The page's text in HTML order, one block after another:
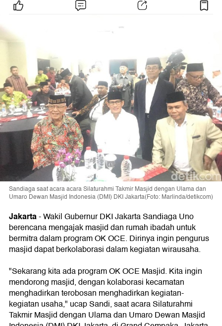
Sandiaga saat acara acara Silaturahmi Takmir Masjid dengan Ulama dan
Umaro Dewan Masjid Indonesia (DMI) DKI Jakarta(Foto: Marlinda/detikcom)
Jakarta-Wakil Gubernur DKI Jakarta Sandiaga Uno
berencana mengajak masjid dan rumah ibadah untuk
bermitra dalam program OK OCE. Dirinya ingin pengurus
masjid dapat berkolaborasi dalam kegiatan wirausaha.
"Sekarang kita ada program OK OCE Masjid. Kita ingin
mendorong masjid, dengan kolaborasi kecamatan
menghadirkan terobosan menghadirkan kegiatan-
kegiatan usaha," ucap Sandi, saat acara Silaturahmi
Takmir Masjid dengan Ulama dan Umaro Dewan Masjid